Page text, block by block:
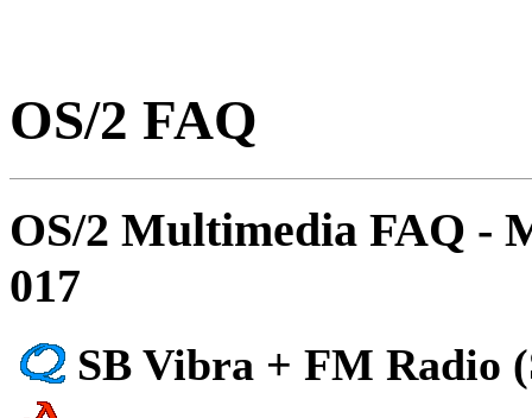
OS/2 FAQ
OS/2 Multimedia FAQ -
017
SB Vibra + FM Radio